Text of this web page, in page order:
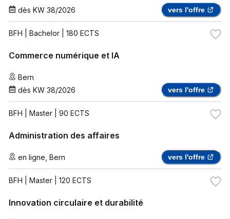
dès KW 38/2026 vers l'offre
BFH | Bachelor | 180 ECTS
Commerce numérique et IA
Bern
dès KW 38/2026 vers l'offre
BFH | Master | 90 ECTS
Administration des affaires
en ligne Bern vers l'offre
BFH | Master | 120 ECTS
Innovation circulaire et durabilité